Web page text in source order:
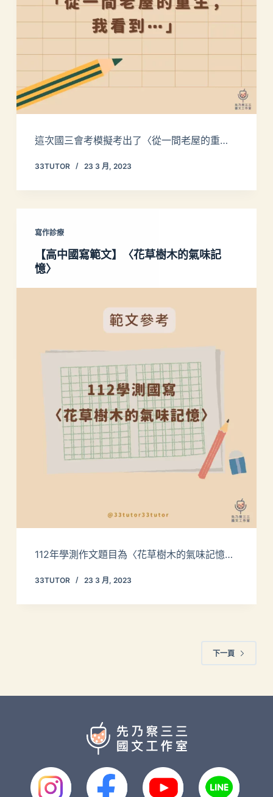
這次國三會考模擬考出了〈從一間老屋的重…
33TUTOR 23 3 月, 2023
寫作診療
【高中國寫範文】〈花草樹木的氣味記
憶〉
112年學測作文題目為〈花草樹木的氣味記憶…
33TUTOR 23 3 月, 2023
下一頁